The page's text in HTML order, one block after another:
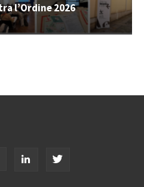
l’Ordine 2026